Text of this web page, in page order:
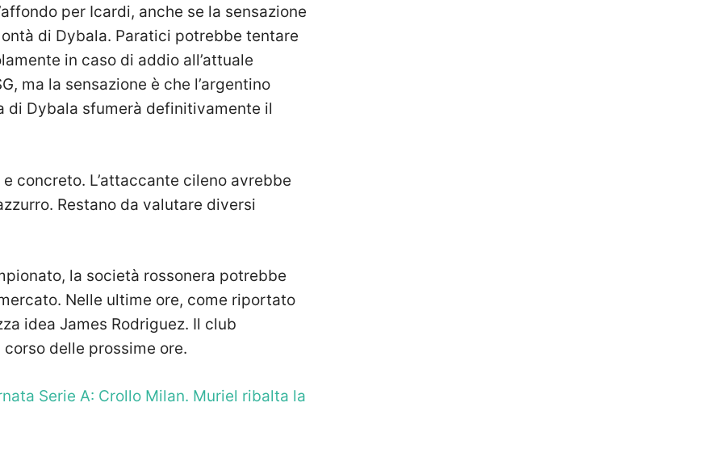
per Icardi, anche se la sensazione
di Dybala. Paratici potrebbe tentare
in caso di addio all’attuale
ma la sensazione è che l’argentino
di Dybala sfumerà definitivamente il
concreto. L’attaccante cileno avrebbe
Restano da valutare diversi
la società rossonera potrebbe
Nelle ultime ore, come riportato
idea James Rodriguez. Il club
delle prossime ore.
Serie A: Crollo Milan. Muriel ribalta la